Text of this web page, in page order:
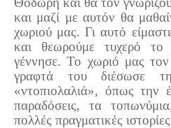
και μαζί με αυτόν θα
χωριού μας. Γι αυτό
και θεωρούμε τυχερό
γέννησε. Το χωριό μας
γραφτά του διέσωσε
«ντοπιολαλιά», όπως την
παραδόσεις, τα
πολλές πραγματικές